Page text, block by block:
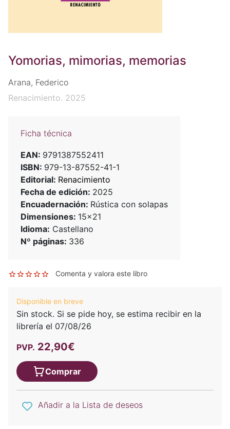
Yomorias, mimorias, memorias
Arana, Federico
Renacimiento. 2025
Ficha técnica
EAN: 9791387552411
ISBN: 979-13-87552-41-1
Editorial: Renacimiento
Fecha de edición: 2025
Encuadernación: Rústica con solapas
Dimensiones: 15x21
Idioma: Castellano
Nº páginas: 336
Comenta y valora este libro
Disponible en breve
Sin stock. Si se pide hoy, se estima recibir en la
librería el 07/08/26
PVP. 22,90€
Comprar
Añadir a la Lista de deseos